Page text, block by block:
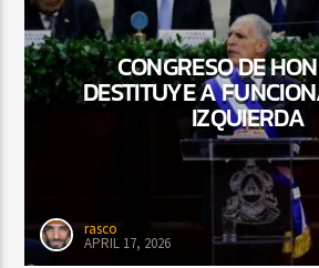
CONGRESO DE
DESTITUYE A
IZQUIERDA
rasco
APRIL 17, 2026